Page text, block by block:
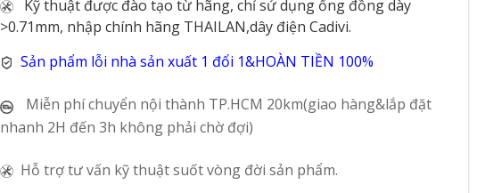
Kỹ thuật được đào tạo từ hãng, chỉ sử dụng ống đồng dày
>0.71mm, nhập chính hãng THAILAN,dây điện Cadivi.
Sản phẩm lỗi nhà sản xuất 1 đổi 1&HOÀN TIỀN 100%
Miễn phí chuyển nội thành TP.HCM 20km(giao hàng&lắp đặt
nhanh 2H đến 3h không phải chờ đợi)
Hỗ trợ tư vấn kỹ thuật suốt vòng đời sản phẩm.